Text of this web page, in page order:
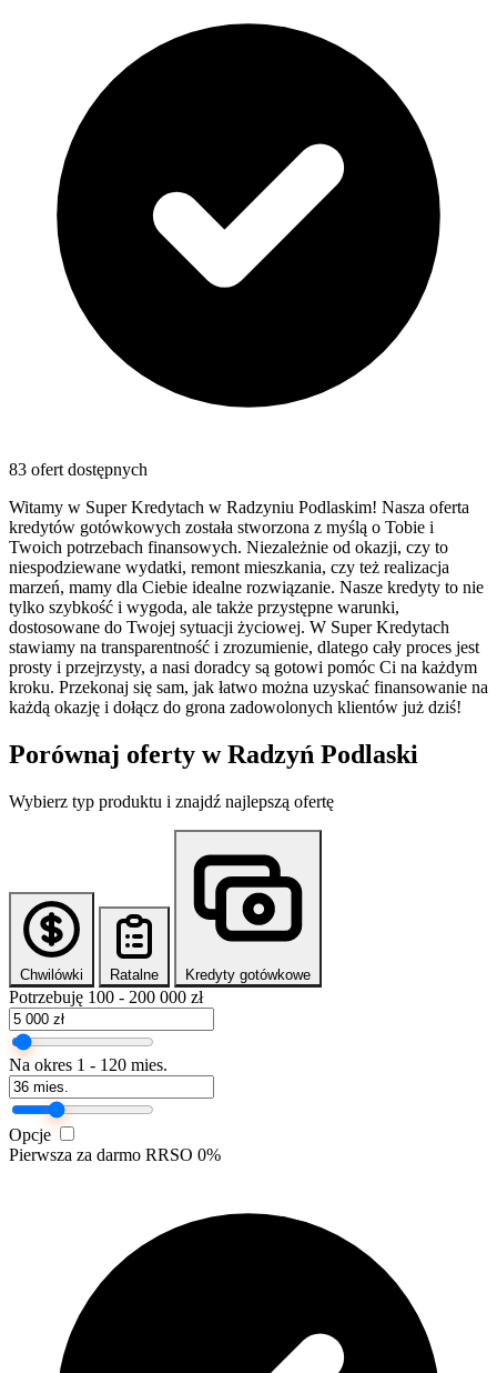
83 ofert dostępnych
Witamy w Super Kredytach w Radzyniu Podlaskim! Nasza oferta
kredytów gotówkowych została stworzona z myślą o Tobie i
Twoich potrzebach finansowych. Niezależnie od okazji, czy to
niespodziewane wydatki, remont mieszkania, czy też realizacja
marzeń, mamy dla Ciebie idealne rozwiązanie. Nasze kredyty to nie
tylko szybkość i wygoda, ale także przystępne warunki,
dostosowane do Twojej sytuacji życiowej. W Super Kredytach
stawiamy na transparentność i zrozumienie, dlatego cały proces jest
prosty i przejrzysty, a nasi doradcy są gotowi pomóc Ci na każdym
kroku. Przekonaj się sam, jak łatwo można uzyskać finansowanie na
każdą okazję i dołącz do grona zadowolonych klientów już dziś!
Porównaj oferty wRadzyń Podlaski
Wybierz typ produktu i znajdź najlepszą ofertę
Chwilówki Ratalne Kredyty gotówkowe
Potrzebuję 100 - 200 000 zł
Na okres 1 - 120 mies.
Opcje
Pierwsza za darmo RRSO 0%